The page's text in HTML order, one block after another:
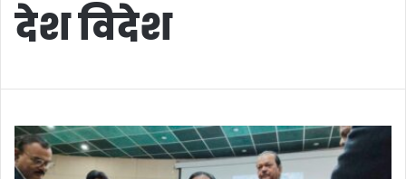
देश विदेश